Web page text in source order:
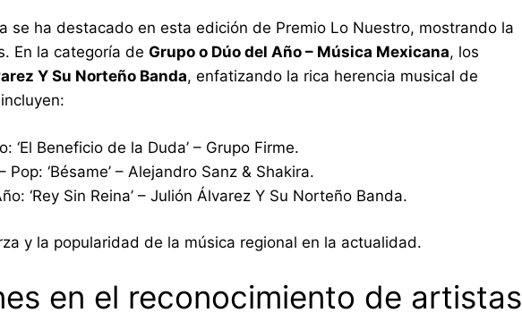
se ha destacado en esta edición de Premio Lo Nuestro, mostrando la
En la categoría de Grupo o Dúo del Año – Música Mexicana, los
Y Su Norteño Banda, enfatizando la rica herencia musical de
‘El Beneficio de la Duda’ – Grupo Firme.
‘Bésame’ – Alejandro Sanz & Shakira.
‘Rey Sin Reina’ – Julión Álvarez Y Su Norteño Banda.
y la popularidad de la música regional en la actualidad.
en el reconocimiento de artistas